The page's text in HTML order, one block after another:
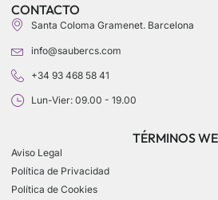
CONTACTO
Santa Coloma Gramenet. Barcelona
info@saubercs.com
+34 93 468 58 41
Lun-Vier: 09.00 - 19.00
TÉRMINOS
Aviso Legal
Política de Privacidad
Política de Cookies